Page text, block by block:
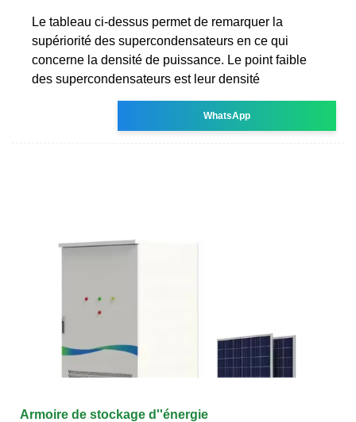
Le tableau ci-dessus permet de remarquer la
supériorité des supercondensateurs en ce qui
concerne la densité de puissance. Le point faible
des supercondensateurs est leur densité
WhatsApp
Armoire de stockage d''énergie